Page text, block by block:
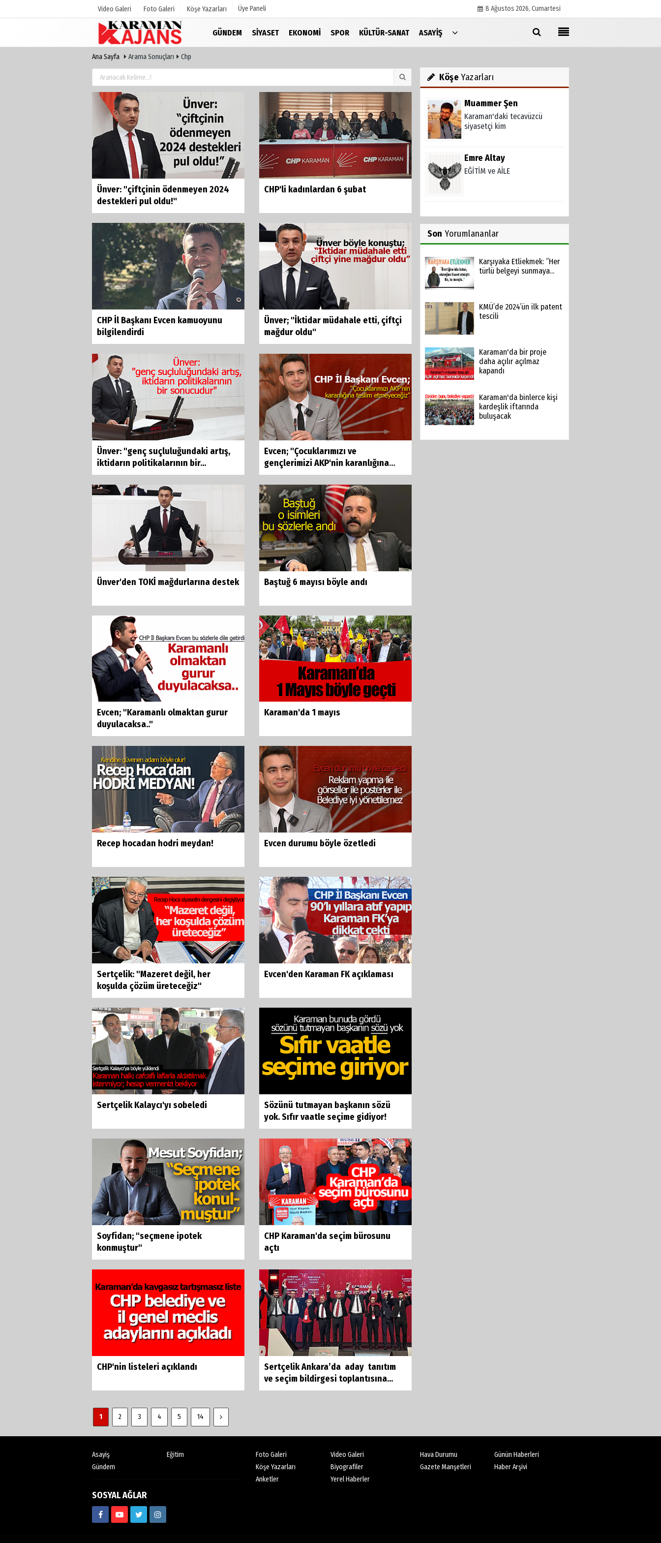
Video Galeri Foto Galeri Köşe Yazarları Üye Paneli 8 Ağustos 2026, Cumartesi
GÜNDEM SIYASET EKONOMI SPOR KÜLTÜR-SANAT ASAYIŞ
Hava Durumu
Anketler
Biyografiler
Foto Galeri
Çerez Politikası
Gizlilik İlkeleri
Ana Sayfa Arama Sonuçları Chp
Ünver: "çiftçinin ödenmeyen 2024
destekleri pul oldu!"
CHP'li kadınlardan 6 şubat
CHP İl Başkanı Evcen kamuoyunu
bilgilendirdi
Ünver; "İktidar müdahale etti, çiftçi
mağdur oldu"
Ünver: "genç suçluluğundaki artış,
iktidarın politikalarının bir...
Evcen; "Çocuklarımızı ve
gençlerimizi AKP'nin karanlığına
teslim...
Ünver'den TOKİ mağdurlarına destek Baştuğ 6 mayısı böyle andı
Evcen; "Karamanlı olmaktan gurur
duyulacaksa.."
Karaman'da 1 mayıs
Recep hocadan hodri meydan! Evcen durumu böyle özetledi
Sertçelik: "Mazeret değil, her
koşulda çözüm üreteceğiz"
Evcen'den Karaman FK açıklaması
Sertçelik Kalaycı'yı sobeledi
Sözünü tutmayan başkanın sözü
yok. Sıfır vaatle seçime gidiyor!
Soyfidan; "seçmene ipotek
konmuştur"
CHP Karaman'da seçim bürosunu
açtı
CHP'nin listeleri açıklandı
Sertçelik Ankara’da aday tanıtım
ve seçim bildirgesi toplantısına...
1 2 3 4 5 14
Köşe Yazarları
Muammer Şen
Karaman'daki tecavüzcü
siyasetçi kim
Emre Altay
EĞİTİM ve AİLE
Son Yorumlananlar
Karşıyaka Etliekmek: ‘’Her
türlü belgeyi sunmaya...
KMÜ’de 2024’ün ilk patent
tescili
Karaman'da bir proje
daha açılır açılmaz
kapandı
Karaman'da binlerce kişi
kardeşlik iftarında
buluşacak
Asayiş
Eğitim
Gündem
SOSYAL AĞLAR
Foto Galeri
Video Galeri
Köşe Yazarları
Biyografiler
Anketler
Yerel Haberler
Hava Durumu
Günün Haberleri
Gazete Manşetleri
Haber Arşivi